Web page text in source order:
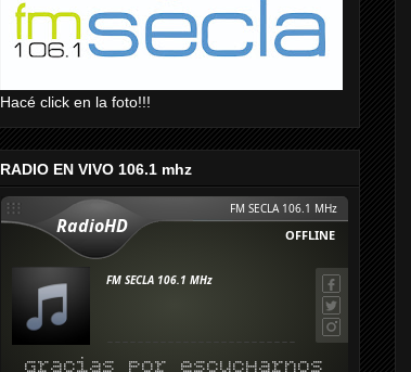
Hacé click en la foto!!!
RADIO EN VIVO 106.1 mhz